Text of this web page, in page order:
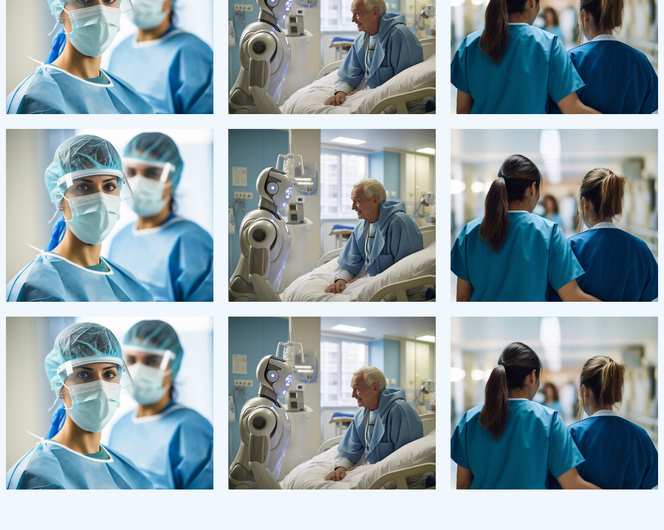
Health
Neurosurgery Surgeon
Osteopaths
Abdominal Aneurysm
Pharmacy
Supraventricular
Research
Cardiothoracic
Surgeon
Pediatric Surgery
Treatments
Congestive Heart
Osteopaths
Advices & Checkup
Research
Orthopaedic Surgery
Treatments
Laboratory & Pathology